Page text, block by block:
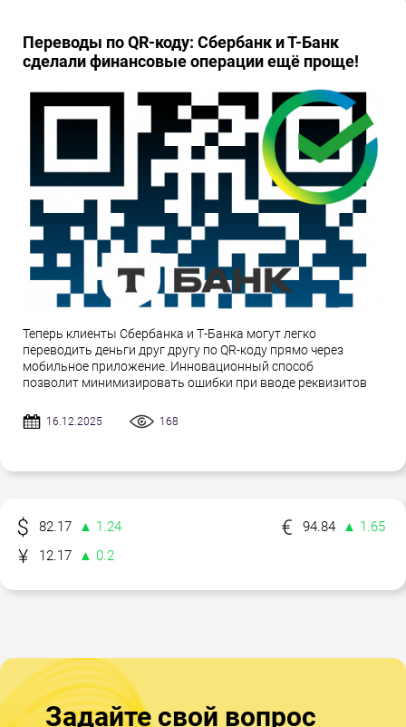
Переводы по QR-коду: Сбербанк и Т-Банк
сделали финансовые операции ещё проще!
Теперь клиенты Сбербанка и Т-Банка могут легко
переводить деньги друг другу по QR-коду прямо через
мобильное приложение. Инновационный способ
позволит минимизировать ошибки при вводе реквизитов
16.12.2025 168
82.17 ▲ 1.24 94.84
▲ 1.65
12.17
▲ 0.2
Задайте свой вопрос